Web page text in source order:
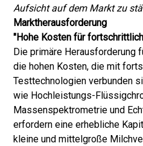
Aufsicht auf dem Markt zu
Marktherausforderung
"Hohe Kosten für
Die primäre Herausforderung
die hohen Kosten, die mit
Testtechnologien verbunden
wie Hochleistungs-
Massenspektrometrie und
erfordern eine erhebliche
kleine und mittelgroße